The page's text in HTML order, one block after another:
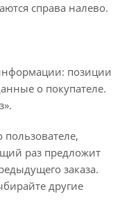
справа налево.
позиции
о покупателе.
раз предложит
заказа.
другие